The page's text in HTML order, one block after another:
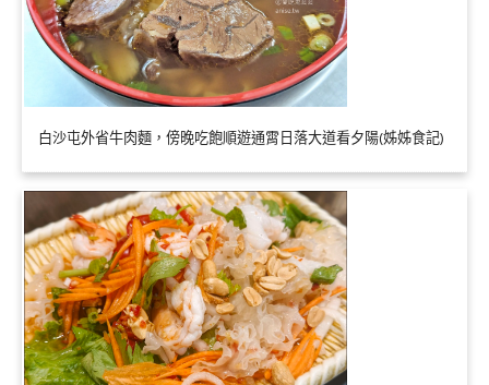
白沙屯外省牛肉麵，傍晚吃飽順遊通霄日落大道看夕陽(姊姊食記)